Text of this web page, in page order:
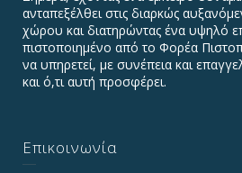
ανταπεξέλθει στις διαρκώς
χώρου και διατηρώντας ένα υψηλό
πιστοποιημένο από το Φορέα
να υπηρετεί, με συνέπεια και
και ό,τι αυτή προσφέρει.
Επικοινωνία